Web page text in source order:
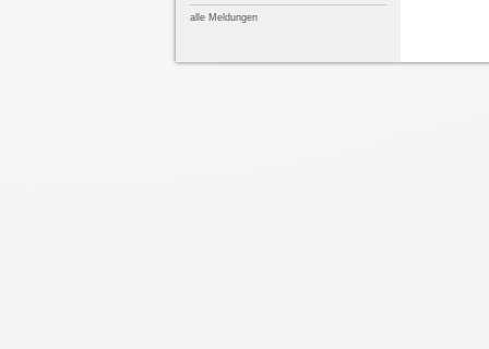
alle Meldungen